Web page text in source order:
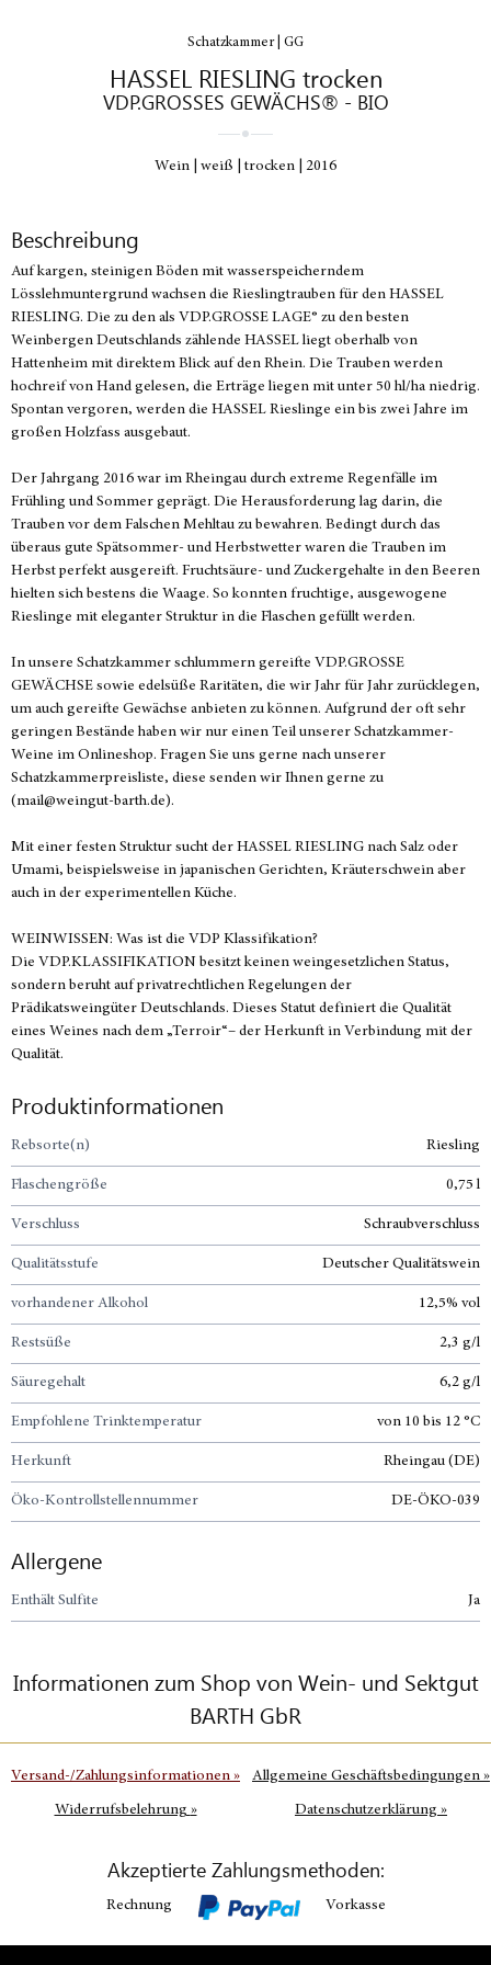
Schatzkammer | GG
HASSEL RIESLING trocken
VDP.GROSSES GEWÄCHS® - BIO
Wein weiß trocken 2016
Beschreibung
Auf kargen, steinigen Böden mit wasserspeicherndem
Lösslehmuntergrund wachsen die Rieslingtrauben für den HASSEL
RIESLING. Die zu den als VDP.GROSSE LAGE® zu den besten
Weinbergen Deutschlands zählende HASSEL liegt oberhalb von
Hattenheim mit direktem Blick auf den Rhein. Die Trauben werden
hochreif von Hand gelesen, die Erträge liegen mit unter 50 hl/ha niedrig.
Spontan vergoren, werden die HASSEL Rieslinge ein bis zwei Jahre im
großen Holzfass ausgebaut.
Der Jahrgang 2016 war im Rheingau durch extreme Regenfälle im
Frühling und Sommer geprägt. Die Herausforderung lag darin, die
Trauben vor dem Falschen Mehltau zu bewahren. Bedingt durch das
überaus gute Spätsommer- und Herbstwetter waren die Trauben im
Herbst perfekt ausgereift. Fruchtsäure- und Zuckergehalte in den Beeren
hielten sich bestens die Waage. So konnten fruchtige, ausgewogene
Rieslinge mit eleganter Struktur in die Flaschen gefüllt werden.
In unsere Schatzkammer schlummern gereifte VDP.GROSSE
GEWÄCHSE sowie edelsüße Raritäten, die wir Jahr für Jahr zurücklegen,
um auch gereifte Gewächse anbieten zu können. Aufgrund der oft sehr
geringen Bestände haben wir nur einen Teil unserer Schatzkammer-
Weine im Onlineshop. Fragen Sie uns gerne nach unserer
Schatzkammerpreisliste, diese senden wir Ihnen gerne zu
(mail@weingut-barth.de).
Mit einer festen Struktur sucht der HASSEL RIESLING nach Salz oder
Umami, beispielsweise in japanischen Gerichten, Kräuterschwein aber
auch in der experimentellen Küche.
WEINWISSEN: Was ist die VDP Klassifikation?
Die VDP.KLASSIFIKATION besitzt keinen weingesetzlichen Status,
sondern beruht auf privatrechtlichen Regelungen der
Prädikatsweingüter Deutschlands. Dieses Statut definiert die Qualität
eines Weines nach dem „Terroir“– der Herkunft in Verbindung mit der
Qualität.
Produktinformationen
Rebsorte(n) Riesling
Flaschengröße 0,75 l
Verschluss Schraubverschluss
Qualitätsstufe Deutscher Qualitätswein
vorhandener Alkohol 12,5% vol
Restsüße 2,3 g/l
Säuregehalt 6,2 g/l
Empfohlene Trinktemperatur von 10 bis 12 °C
Herkunft Rheingau (DE)
Öko-Kontrollstellennummer DE-ÖKO-039
Allergene
Enthält Sulfite Ja
Informationen zum Shop von Wein- und Sektgut
BARTH GbR
Versand-/Zahlungsinformationen » Allgemeine Geschäftsbedingungen »
Widerrufsbelehrung » Datenschutzerklärung »
Akzeptierte Zahlungsmethoden:
Rechnung Vorkasse